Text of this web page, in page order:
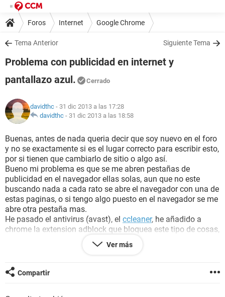
Foros Internet Google Chrome
Tema Anterior Siguiente Tema
Problema con publicidad en internet y
pantallazo azul.
Cerrado
davidthc - 31 dic 2013 a las 17:28
davidthc - 31 dic 2013 a las 18:58
Buenas, antes de nada queria decir que soy nuevo en el foro
y no se exactamente si es el lugar correcto para escribir esto,
por si tienen que cambiarlo de sitio o algo así.
Bueno mi problema es que se me abren pestañas de
publicidad en el navegador ellas solas, aun que no este
buscando nada a cada rato se abre el navegador con una de
estas paginas, o si tengo algo puesto en el navegador se me
abre otra pestaña mas.
He pasado el antivirus (avast), el ccleaner, he añadido a
chrome la extension adblock que bloquea este tipo de cosas,
he usado superantiespiware y ya no se que mas hacer, no
tengo manera de solucionarlo.
battlefield3 se me congela y al parecer en el informe de
windows es un pantallazo azul, pero no se de que puede ser,
Ver más
Compartir